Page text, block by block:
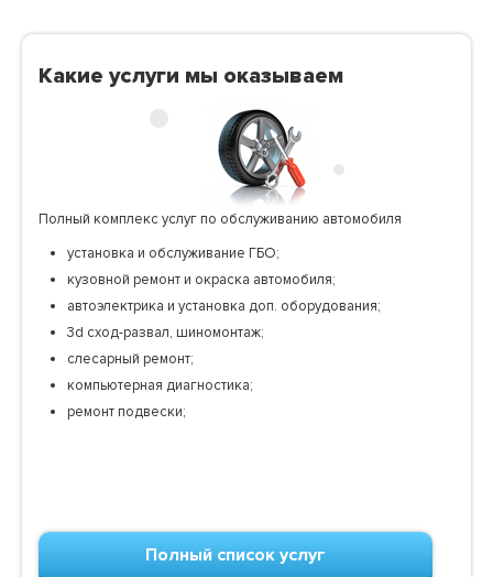
Какие услуги мы оказываем
Полный комплекс услуг по обслуживанию автомобиля
установка и обслуживание ГБО;
кузовной ремонт и окраска автомобиля;
автоэлектрика и установка доп. оборудования;
3d сход-развал, шиномонтаж;
слесарный ремонт;
компьютерная диагностика;
ремонт подвески;
Полный список услуг